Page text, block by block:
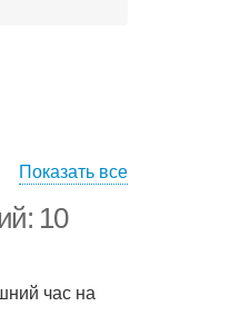
Показать все
10
час на